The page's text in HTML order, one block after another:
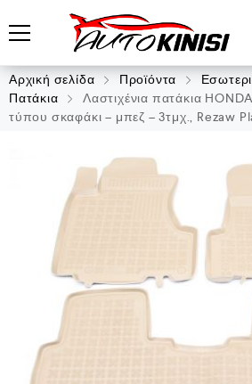
Αρχική σελίδα Προϊόντα
Πατάκια
Λαστιχένια πατάκια
τύπου σκαφάκι – μπεζ – 3τμχ., Rezaw